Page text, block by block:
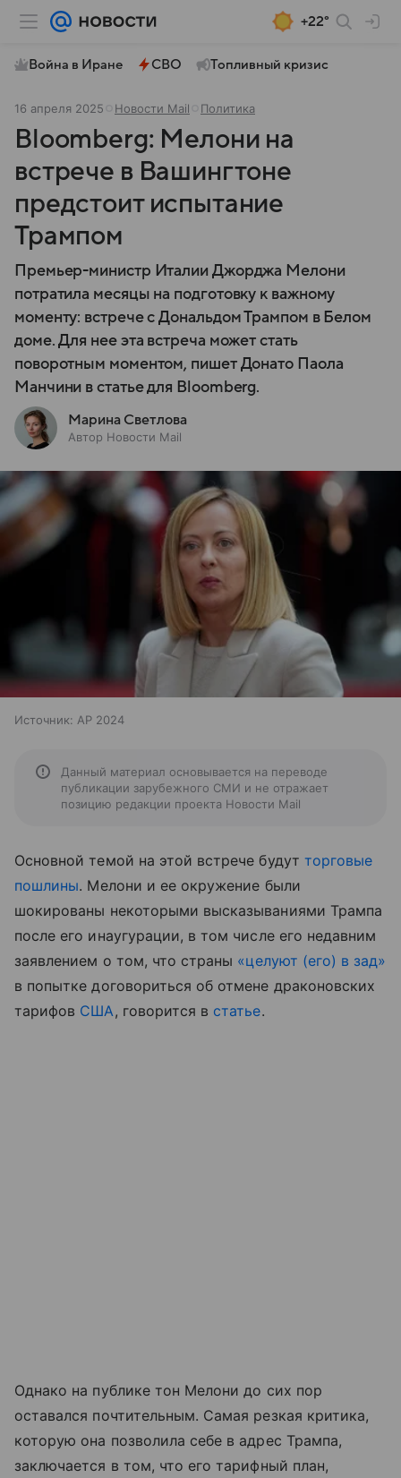
+22°
Война в Иране СВО Топливный кризис
16 апреля 2025 Новости Mail Политика
Bloomberg: Мелони на
встрече в Вашингтоне
предстоит испытание
Трампом
Премьер-министр Италии Джорджа Мелони
потратила месяцы на подготовку к важному
моменту: встрече с Дональдом Трампом в Белом
доме. Для нее эта встреча может стать
поворотным моментом, пишет Донато Паола
Манчини в статье для Bloomberg.
Марина Светлова
Автор Новости Mail
Источник: AP 2024
Данный материал основывается на переводе
публикации зарубежного СМИ и не отражает
позицию редакции проекта Новости Mail
Основной темой на этой встрече будут торговые
пошлины. Мелони и ее окружение были
шокированы некоторыми высказываниями Трампа
после его инаугурации, в том числе его недавним
заявлением о том, что страны «целуют (его) в зад»
в попытке договориться об отмене драконовских
тарифов США , говорится в статье.
Однако на публике тон Мелони до сих пор
оставался почтительным. Самая резкая критика,
которую она позволила себе в адрес Трампа,
заключается в том, что его тарифный план,